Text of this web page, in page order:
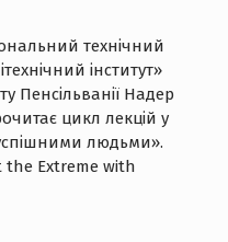
технічний
інститут»
Пенсільванії Надер
цикл лекцій у
людьми».
the Extreme with